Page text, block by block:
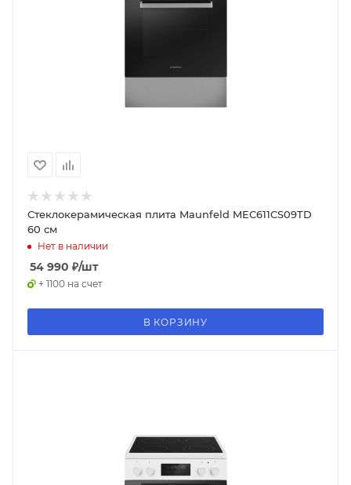
Стеклокерамическая плита Maunfeld MEC611CS09TD
60 см
Нет в наличии
54 990 ₽/шт
+ 1100 на счет
В КОРЗИНУ